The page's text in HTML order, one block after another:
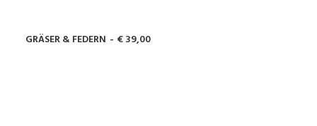
WEITERLESEN
GRÄSER & FEDERN €39,00